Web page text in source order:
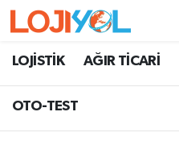
LOJİSTİK AĞIR TİCARİ
OTO-TEST
OTO-TEST